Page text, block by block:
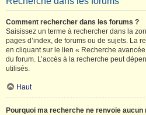
Comment rechercher dans les forums ?
Saisissez un terme à rechercher dans la
pages d’index, de forums ou de sujets. La
en cliquant sur le lien « Recherche
du forum. L’accès à la recherche peut
utilisés.
Haut
Pourquoi ma recherche ne renvoie aucun